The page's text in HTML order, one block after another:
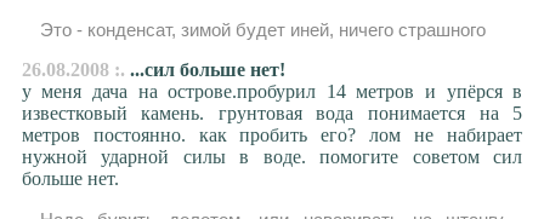
Это - конденсат, зимой будет иней, ничего страшного
26.08.2008 :. ...сил больше нет!
у меня дача на острове.пробурил 14 метров и упёрся в
известковый камень. грунтовая вода понимается на 5
метров постоянно. как пробить его? лом не набирает
нужной ударной силы в воде. помогите советом сил
больше нет.